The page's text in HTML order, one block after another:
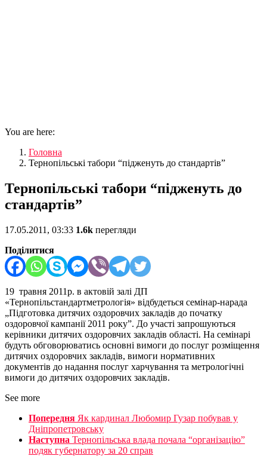
You are here:
Головна
Тернопільські табори “підженуть до стандартів”
Тернопільські табори “підженуть до
стандартів”
17.05.2011, 03:33 1.6k перегляди
Поділитися
19 травня 2011р. в актовій залі ДП
«Тернопільстандартметрологія» відбудеться семінар-нарада
„Підготовка дитячих оздоровчих закладів до початку
оздоровчої кампанії 2011 року”. До участі запрошуються
керівники дитячих оздоровчих закладів області. На семінарі
будуть обговорюватись основні вимоги до послуг розміщення
дитячих оздоровчих закладів, вимоги нормативних
документів до надання послуг харчування та метрологічні
вимоги до дитячих оздоровчих закладів.
See more
Попередня Як кардинал Любомир Гузар побував у
Дніпропетровську
Наступна Тернопільська влада почала “організацію”
подяк губернатору за 20 справ